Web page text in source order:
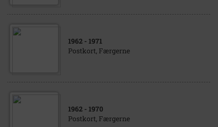
1962 - 1971
Postkort, Færgerne
1962 - 1970
Postkort, Færgerne